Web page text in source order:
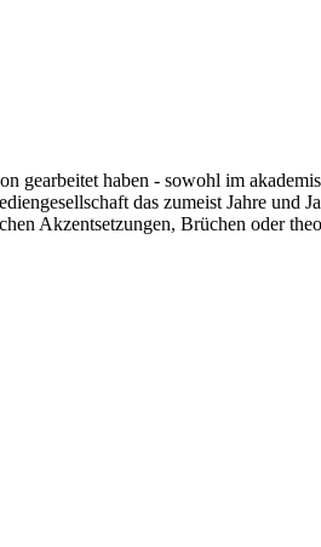
gearbeitet haben - sowohl im
das zumeist Jahre und
Akzentsetzungen, Brüchen oder